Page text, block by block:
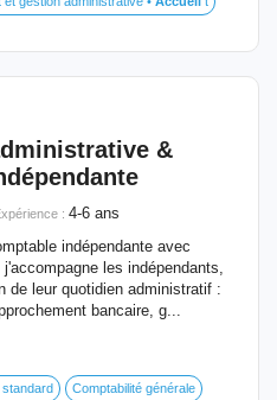
&
: 4-6 ans
indépendante avec
les indépendants,
de leur quotidien administratif :
bancaire, g...
standard Comptabilité générale